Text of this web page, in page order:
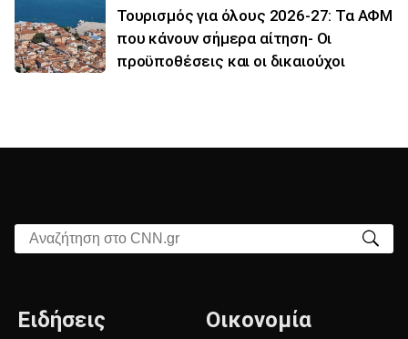
Τουρισμός για όλους 2026-27: Τα ΑΦΜ
που κάνουν σήμερα αίτηση- Οι
προϋποθέσεις και οι δικαιούχοι
Αναζήτηση στο CNN.gr
Ειδήσεις Οικονομία